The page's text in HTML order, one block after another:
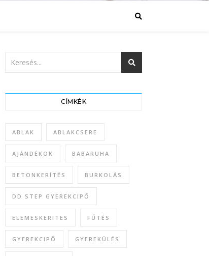
CÍMKÉK
ABLAK ABLAKCSERE
AJÁNDÉKOK BABARUHA
BETONKERÍTÉS BURKOLÁS
DD STEP GYEREKCIPŐ
ELEMESKERITES FŰTÉS
GYEREKCIPŐ GYEREKÜLÉS